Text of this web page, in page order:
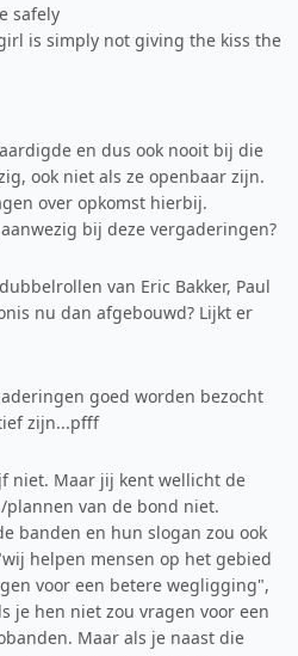
safely
is simply not giving the kiss the
en dus ook nooit bij die
ook niet als ze openbaar zijn.
over opkomst hierbij.
bij deze vergaderingen?
van Eric Bakker, Paul
nu dan afgebouwd? Lijkt er
goed worden bezocht
zijn...pfff
niet. Maar jij kent wellicht de
van de bond niet.
banden en hun slogan zou ook
helpen mensen op het gebied
voor een betere wegligging",
je hen niet zou vragen voor een
Maar als je naast die